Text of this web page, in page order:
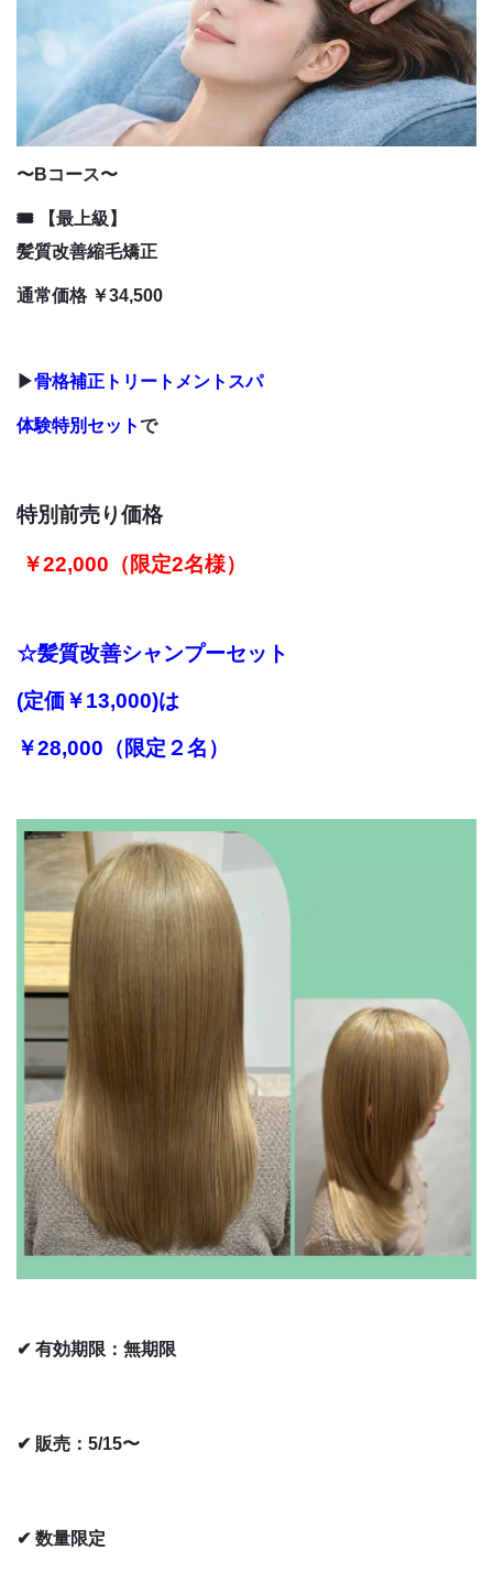
〜Bコース〜
🎟 【最上級】
髪質改善縮毛矯正
通常価格 ￥34,500
▶骨格補正トリートメントスパ
体験特別セットで
特別前売り価格
￥22,000（限定2名様）
☆髪質改善シャンプーセット
(定価￥13,000)は
￥28,000（限定２名）
✔ 有効期限：無期限
✔ 販売：5/15〜
✔ 数量限定